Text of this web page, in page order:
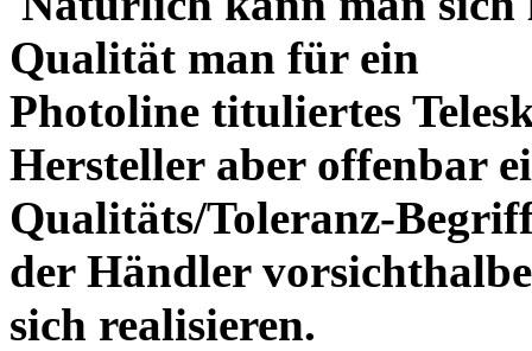
Qualität man für ein
Photoline tituliertes
Hersteller aber offenbar
Qualitäts/Toleranz-
der Händler
sich realisieren.